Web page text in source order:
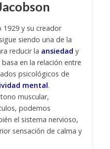
y su creador
siendo una de la
reducir la ansiedad y
en la relación entre
psicológicos de
mental.
muscular,
podemos
el sistema nervioso,
sensación de calma y